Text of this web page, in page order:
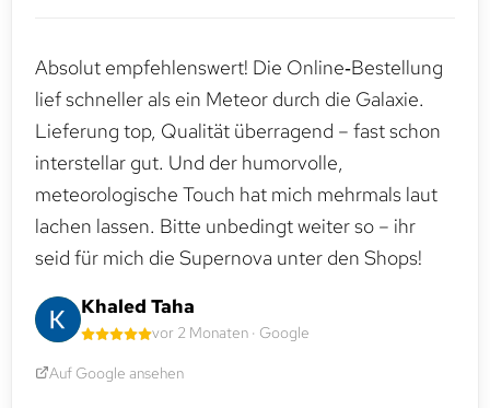
Absolut empfehlenswert! Die Online‑Bestellung
lief schneller als ein Meteor durch die Galaxie.
Lieferung top, Qualität überragend – fast schon
interstellar gut. Und der humorvolle,
meteorologische Touch hat mich mehrmals laut
lachen lassen. Bitte unbedingt weiter so – ihr
seid für mich die Supernova unter den Shops!
Khaled Taha
vor 2 Monaten · Google
Auf Google ansehen